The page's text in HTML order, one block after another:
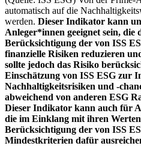
automatisch auf die
werden. Dieser Indikator kann
Anleger*innen geeignet sein, die
Berücksichtigung der von ISS
finanzielle Risiken reduzieren
sollte jedoch das Risiko
Einschätzung von ISS ESG zur
Nachhaltigkeitsrisiken und -
abweichend von anderen ESG
Dieser Indikator kann auch für
die im Einklang mit ihren
Berücksichtigung der von ISS
Mindestkriterien dafür